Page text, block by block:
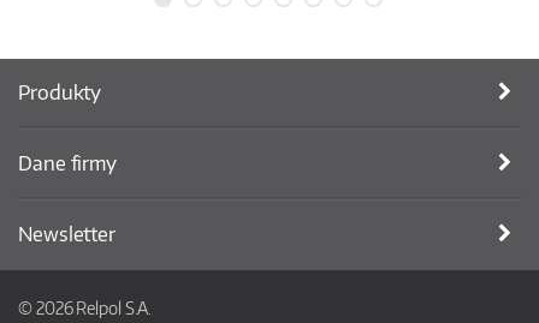
Produkty
Dane firmy
Newsletter
© 2026 Relpol S.A.